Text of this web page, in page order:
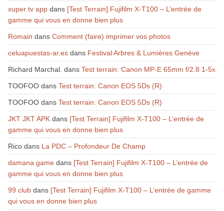
xuper tv appdans [Test Terrain] Fujifilm X-T100 – L’entrée de
gamme qui vous en donne bien plus
Romain dans Comment (faire) imprimer vos photos
celuapuestas-ar.esdans Festival Arbres & Lumières Genève
Richard Marchal. dans Test terrain: Canon MP-E 65mm f/2.8 1-5x
TOOFOOdans Test terrain: Canon EOS 5Ds (R)
TOOFOOdans Test terrain: Canon EOS 5Ds (R)
JKT JKT APKdans [Test Terrain] Fujifilm X-T100 – L’entrée de
gamme qui vous en donne bien plus
Ricodans La PDC – Profondeur De Champ
damana gamedans [Test Terrain] Fujifilm X-T100 – L’entrée de
gamme qui vous en donne bien plus
99 clubdans [Test Terrain] Fujifilm X-T100 – L’entrée de gamme
qui vous en donne bien plus